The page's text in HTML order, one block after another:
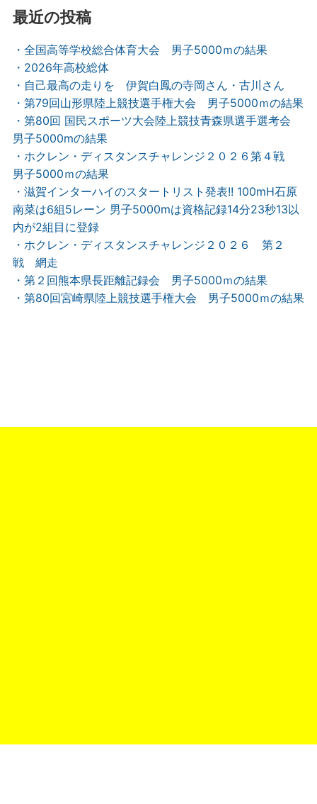
最近の投稿
・全国高等学校総合体育大会 男子5000ｍの結果
・2026年高校総体
・自己最高の走りを 伊賀白鳳の寺岡さん・古川さん
・第79回山形県陸上競技選手権大会 男子5000ｍの結果
・第80回 国民スポーツ大会陸上競技青森県選手選考会
男子5000mの結果
・ホクレン・ディスタンスチャレンジ２０２６第４戦
男子5000ｍの結果
・滋賀インターハイのスタートリスト発表!! 100mH石原
南菜は6組5レーン 男子5000mは資格記録14分23秒13以
内が2組目に登録
・ホクレン・ディスタンスチャレンジ２０２６ 第２
戦 網走
・第２回熊本県長距離記録会 男子5000ｍの結果
・第80回宮崎県陸上競技選手権大会 男子5000ｍの結果